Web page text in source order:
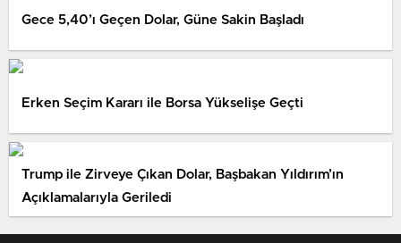
Gece 5,40’ı Geçen Dolar, Güne Sakin Başladı
Erken Seçim Kararı ile Borsa Yükselişe Geçti
Trump ile Zirveye Çıkan Dolar, Başbakan Yıldırım’ın
Açıklamalarıyla Geriledi